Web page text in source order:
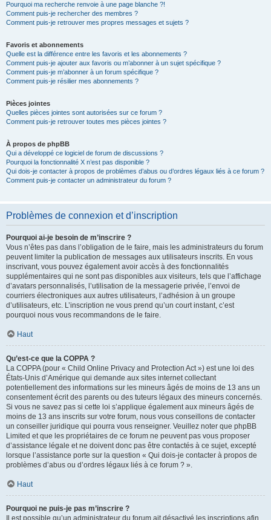
Pourquoi ma recherche renvoie à une page blanche ?!
Comment puis-je rechercher des membres ?
Comment puis-je retrouver mes propres messages et sujets ?
Favoris et abonnements
Quelle est la différence entre les favoris et les abonnements ?
Comment puis-je ajouter aux favoris ou m’abonner à un sujet spécifique ?
Comment puis-je m’abonner à un forum spécifique ?
Comment puis-je résilier mes abonnements ?
Pièces jointes
Quelles pièces jointes sont autorisées sur ce forum ?
Comment puis-je retrouver toutes mes pièces jointes ?
À propos de phpBB
Qui a développé ce logiciel de forum de discussions ?
Pourquoi la fonctionnalité X n’est pas disponible ?
Qui dois-je contacter à propos de problèmes d’abus ou d’ordres légaux liés à ce forum ?
Comment puis-je contacter un administrateur du forum ?
Problèmes de connexion et d’inscription
Pourquoi ai-je besoin de m’inscrire ?
Vous n’êtes pas dans l’obligation de le faire, mais les administrateurs du forum
peuvent limiter la publication de messages aux utilisateurs inscrits. En vous
inscrivant, vous pouvez également avoir accès à des fonctionnalités
supplémentaires qui ne sont pas disponibles aux visiteurs, tels que l’affichage
d’avatars personnalisés, l’utilisation de la messagerie privée, l’envoi de
courriers électroniques aux autres utilisateurs, l’adhésion à un groupe
d’utilisateurs, etc. L’inscription ne vous prend qu’un court instant, c’est
pourquoi nous vous recommandons de le faire.
Haut
Qu’est-ce que la COPPA ?
La COPPA (pour « Child Online Privacy and Protection Act ») est une loi des
États-Unis d’Amérique qui demande aux sites internet collectant
potentiellement des informations sur les mineurs âgés de moins de 13 ans un
consentement écrit des parents ou des tuteurs légaux des mineurs concernés.
Si vous ne savez pas si cette loi s’applique également aux mineurs âgés de
moins de 13 ans inscrits sur votre forum, nous vous conseillons de contacter
un conseiller juridique qui pourra vous renseigner. Veuillez noter que phpBB
Limited et que les propriétaires de ce forum ne peuvent pas vous proposer
d’assistance légale et ne doivent donc pas être contactés à ce sujet, excepté
lorsque l’assistance porte sur la question « Qui dois-je contacter à propos de
problèmes d’abus ou d’ordres légaux liés à ce forum ? ».
Haut
Pourquoi ne puis-je pas m’inscrire ?
Il est possible qu’un administrateur du forum ait désactivé les inscriptions afin